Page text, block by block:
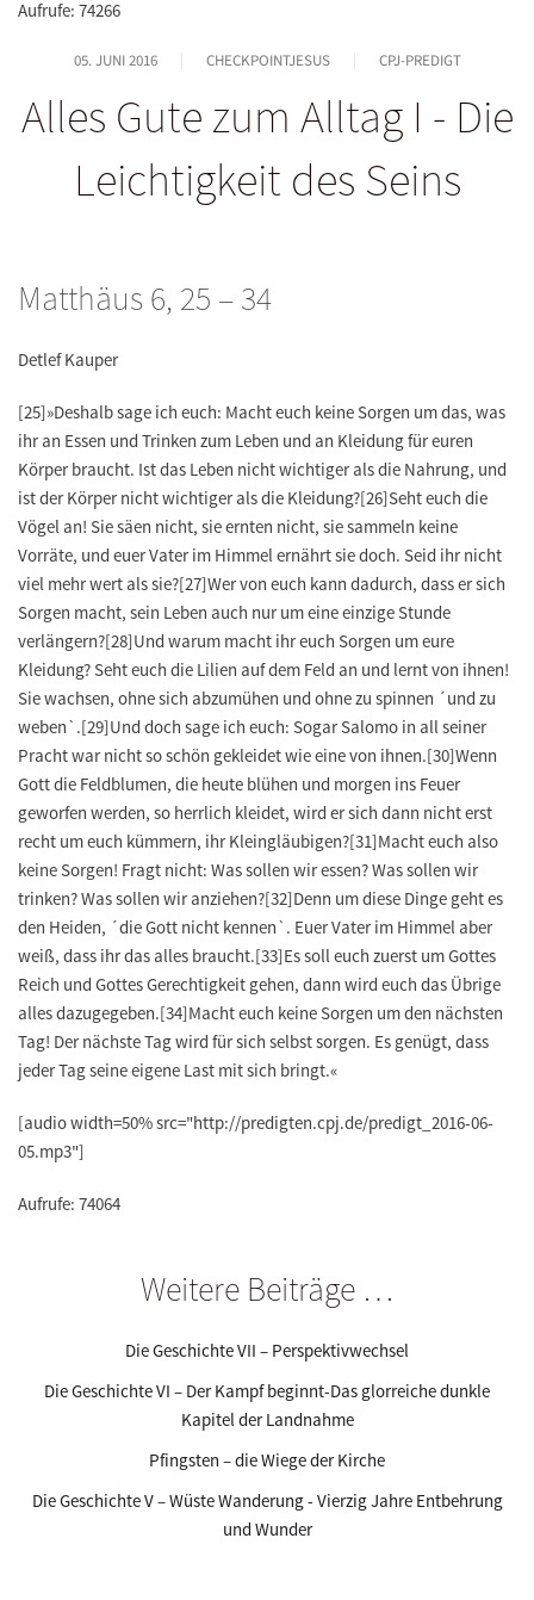
Aufrufe: 74266
05. JUNI 2016 CHECKPOINTJESUS CPJ-PREDIGT
Alles Gute zum Alltag I - Die
Leichtigkeit des Seins
Matthäus 6, 25 – 34
Detlef Kauper
[25]»Deshalb sage ich euch: Macht euch keine Sorgen um das, was
ihr an Essen und Trinken zum Leben und an Kleidung für euren
Körper braucht. Ist das Leben nicht wichtiger als die Nahrung, und
ist der Körper nicht wichtiger als die Kleidung?[26]Seht euch die
Vögel an! Sie säen nicht, sie ernten nicht, sie sammeln keine
Vorräte, und euer Vater im Himmel ernährt sie doch. Seid ihr nicht
viel mehr wert als sie?[27]Wer von euch kann dadurch, dass er sich
Sorgen macht, sein Leben auch nur um eine einzige Stunde
verlängern?[28]Und warum macht ihr euch Sorgen um eure
Kleidung? Seht euch die Lilien auf dem Feld an und lernt von ihnen!
Sie wachsen, ohne sich abzumühen und ohne zu spinnen ´und zu
weben`.[29]Und doch sage ich euch: Sogar Salomo in all seiner
Pracht war nicht so schön gekleidet wie eine von ihnen.[30]Wenn
Gott die Feldblumen, die heute blühen und morgen ins Feuer
geworfen werden, so herrlich kleidet, wird er sich dann nicht erst
recht um euch kümmern, ihr Kleingläubigen?[31]Macht euch also
keine Sorgen! Fragt nicht: Was sollen wir essen? Was sollen wir
trinken? Was sollen wir anziehen?[32]Denn um diese Dinge geht es
den Heiden, ´die Gott nicht kennen`. Euer Vater im Himmel aber
weiß, dass ihr das alles braucht.[33]Es soll euch zuerst um Gottes
Reich und Gottes Gerechtigkeit gehen, dann wird euch das Übrige
alles dazugegeben.[34]Macht euch keine Sorgen um den nächsten
Tag! Der nächste Tag wird für sich selbst sorgen. Es genügt, dass
jeder Tag seine eigene Last mit sich bringt.«
[audio width=50% src="http://predigten.cpj.de/predigt_2016-06-
05.mp3"]
Aufrufe: 74064
Weitere Beiträge …
Die Geschichte VII – Perspektivwechsel
Die Geschichte VI – Der Kampf beginnt-Das glorreiche dunkle
Kapitel der Landnahme
Pfingsten – die Wiege der Kirche
Die Geschichte V – Wüste Wanderung - Vierzig Jahre Entbehrung
und Wunder